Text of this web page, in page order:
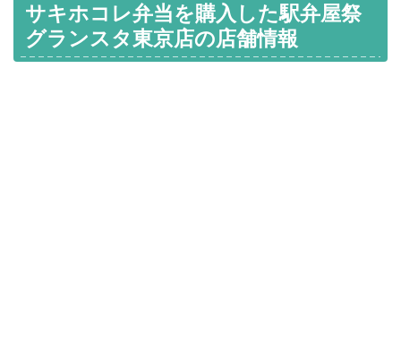
サキホコレ弁当を購入した駅弁屋祭
グランスタ東京店の店舗情報